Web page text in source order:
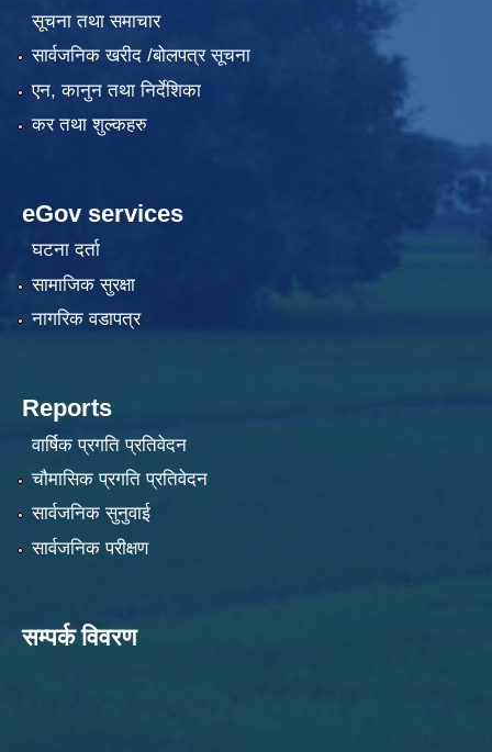
सूचना तथा समाचार
सार्वजनिक खरीद /बोलपत्र सूचना
एन, कानुन तथा निर्देशिका
कर तथा शुल्कहरु
eGov services
घटना दर्ता
सामाजिक सुरक्षा
नागरिक वडापत्र
Reports
वार्षिक प्रगति प्रतिवेदन
चौमासिक प्रगति प्रतिवेदन
सार्वजनिक सुनुवाई
सार्वजनिक परीक्षण
सम्पर्क विवरण